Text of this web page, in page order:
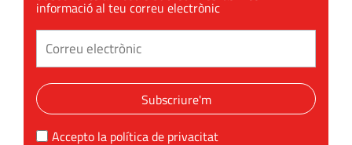
informació al teu correu electrònic
Subscriure'm
Accepto la política de privacitat